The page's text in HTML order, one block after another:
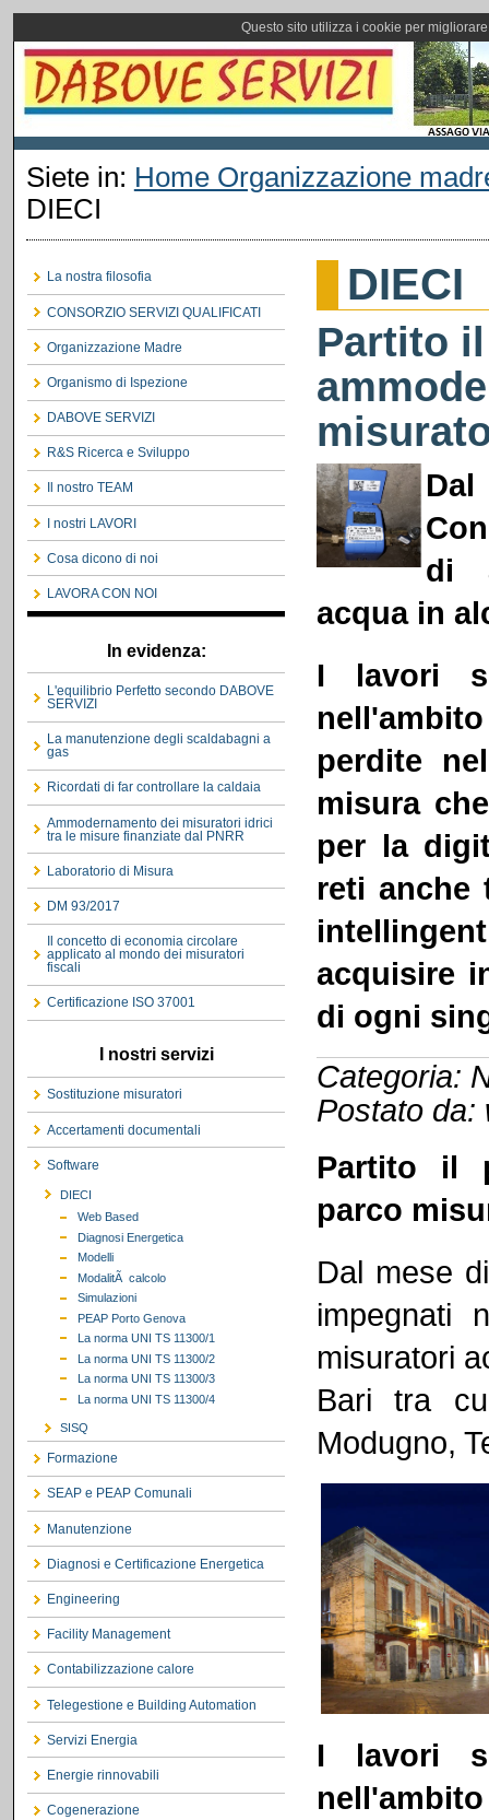
Questo sito utilizza i cookie per
Siete in: Home Organizzazione
DIECI
La nostra filosofia
CONSORZIO SERVIZI QUALIFICATI
Organizzazione Madre
Organismo di Ispezione
DABOVE SERVIZI
R&S Ricerca e Sviluppo
Il nostro TEAM
I nostri LAVORI
Cosa dicono di noi
LAVORA CON NOI
In evidenza:
L'equilibrio Perfetto secondo DABOVE
SERVIZI
La manutenzione degli scaldabagni a
gas
Ricordati di far controllare la caldaia
Ammodernamento dei misuratori idrici
tra le misure finanziate dal PNRR
Laboratorio di Misura
DM 93/2017
Il concetto di economia circolare
applicato al mondo dei misuratori
fiscali
Certificazione ISO 37001
I nostri servizi
Sostituzione misuratori
Accertamenti documentali
Software
DIECI
Web Based
Diagnosi Energetica
Modelli
ModalitÃ calcolo
Simulazioni
PEAP Porto Genova
La norma UNI TS 11300/1
La norma UNI TS 11300/2
La norma UNI TS 11300/3
La norma UNI TS 11300/4
SISQ
Formazione
SEAP e PEAP Comunali
Manutenzione
Diagnosi e Certificazione Energetica
Engineering
Facility Management
Contabilizzazione calore
Telegestione e Building Automation
Servizi Energia
Energie rinnovabili
Cogenerazione
DIECI
Partito
di
acqua in
I lavori
perdite
misura
per la
reti anche
acquisire
di ogni
Categoria:
Postato da:
Partito il
parco
Dal mese
impegnati
misuratori
Bari tra
Modugno,
I lavori